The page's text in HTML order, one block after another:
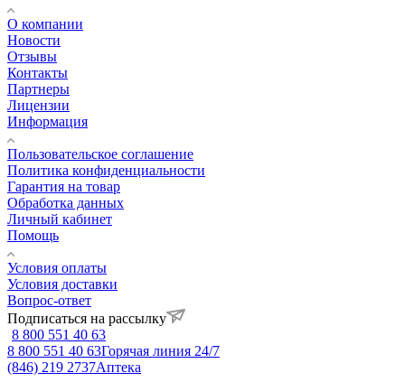
О компании
Новости
Отзывы
Контакты
Партнеры
Лицензии
Информация
Пользовательское соглашение
Политика конфиденциальности
Гарантия на товар
Обработка данных
Личный кабинет
Помощь
Условия оплаты
Условия доставки
Вопрос-ответ
Подписаться на рассылку
8 800 551 40 63
8 800 551 40 63Горячая линия 24/7
(846) 219 2737Аптека